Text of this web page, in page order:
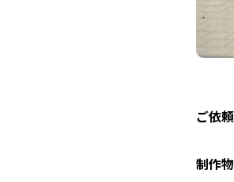
ご依頼
制作物